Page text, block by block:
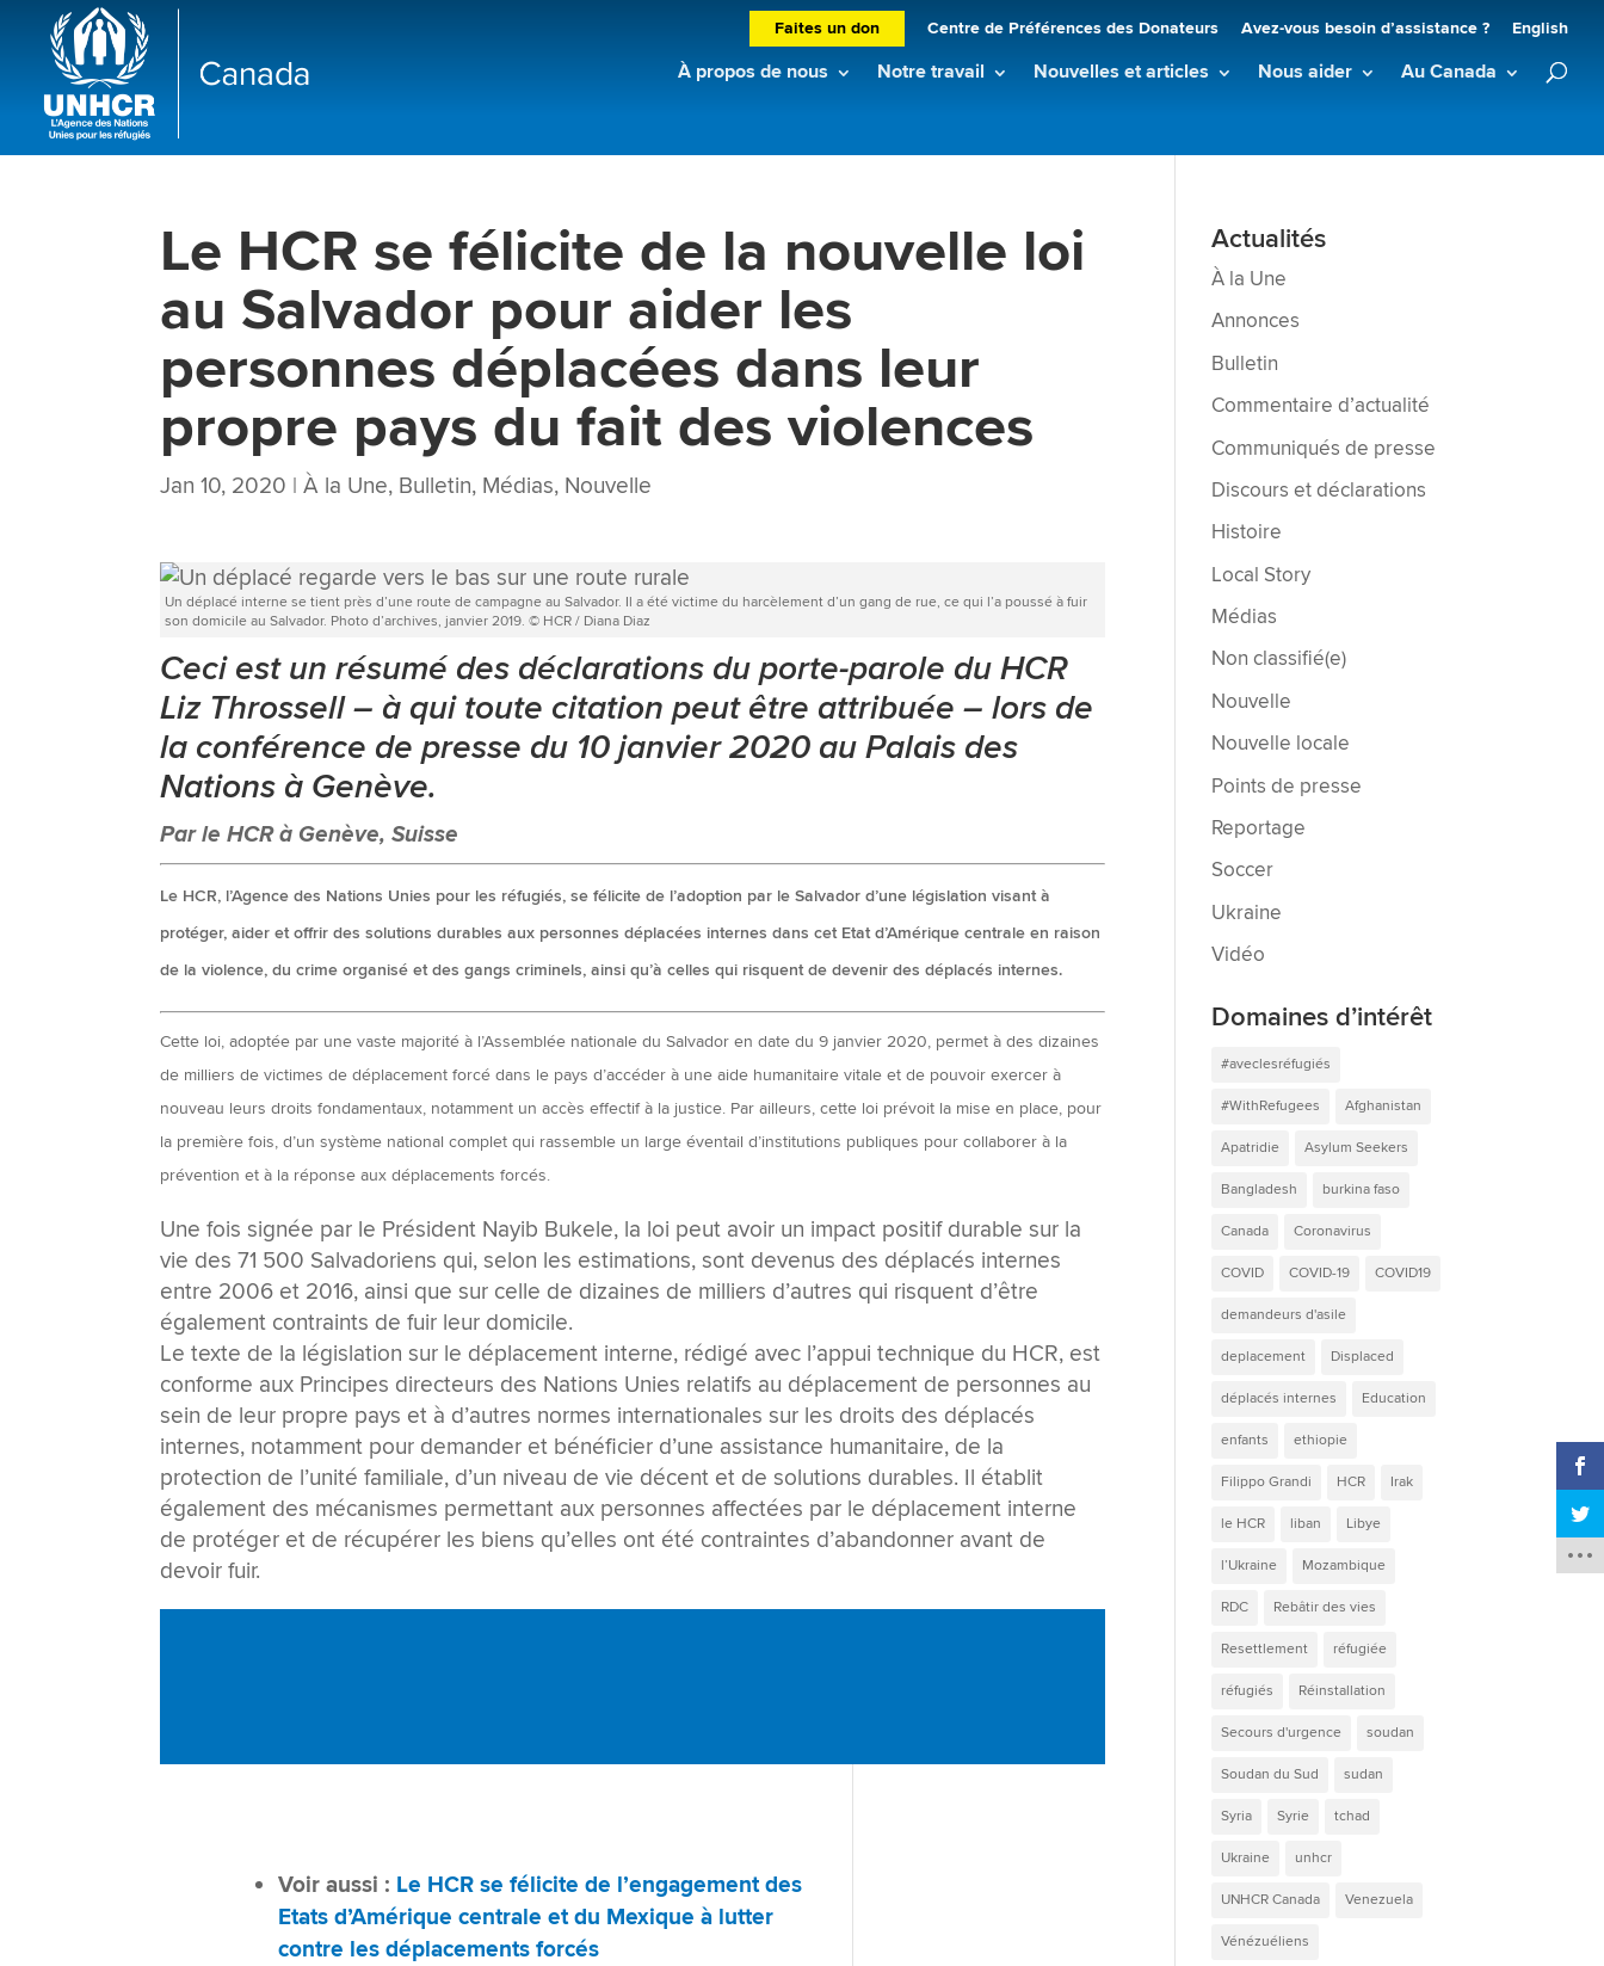
Faites un don Centre de Préférences des Donateurs Avez-vous besoin d’assistance ? English
À propos de nous Notre travail Nouvelles et articles Nous aider Au Canada
Le HCR se félicite de la nouvelle loi
au Salvador pour aider les
personnes déplacées dans leur
propre pays du fait des violences
Jan 10, 2020 |À la Une, Bulletin, Médias, Nouvelle
Un déplacé interne se tient près d’une route de campagne au Salvador. Il a été victime du harcèlement d’un gang de rue, ce qui l’a poussé à fuir
son domicile au Salvador. Photo d’archives, janvier 2019. © HCR / Diana Diaz
Ceci est un résumé des déclarations du porte-parole du HCR
Liz Throssell – à qui toute citation peut être attribuée – lors de
la conférence de presse du 10 janvier 2020 au Palais des
Nations à Genève.
Par le HCR à Genève, Suisse
Le HCR, l’Agence des Nations Unies pour les réfugiés, se félicite de l’adoption par le Salvador d’une législation visant à
protéger, aider et offrir des solutions durables aux personnes déplacées internes dans cet Etat d’Amérique centrale en raison
de la violence, du crime organisé et des gangs criminels, ainsi qu’à celles qui risquent de devenir des déplacés internes.
Cette loi, adoptée par une vaste majorité à l’Assemblée nationale du Salvador en date du 9 janvier 2020, permet à des dizaines
de milliers de victimes de déplacement forcé dans le pays d’accéder à une aide humanitaire vitale et de pouvoir exercer à
nouveau leurs droits fondamentaux, notamment un accès effectif à la justice. Par ailleurs, cette loi prévoit la mise en place, pour
la première fois, d’un système national complet qui rassemble un large éventail d’institutions publiques pour collaborer à la
prévention et à la réponse aux déplacements forcés.
Une fois signée par le Président Nayib Bukele, la loi peut avoir un impact positif durable sur la
vie des 71 500 Salvadoriens qui, selon les estimations, sont devenus des déplacés internes
entre 2006 et 2016, ainsi que sur celle de dizaines de milliers d’autres qui risquent d’être
également contraints de fuir leur domicile.
Le texte de la législation sur le déplacement interne, rédigé avec l’appui technique du HCR, est
conforme aux Principes directeurs des Nations Unies relatifs au déplacement de personnes au
sein de leur propre pays et à d’autres normes internationales sur les droits des déplacés
internes, notamment pour demander et bénéficier d’une assistance humanitaire, de la
protection de l’unité familiale, d’un niveau de vie décent et de solutions durables. Il établit
également des mécanismes permettant aux personnes affectées par le déplacement interne
de protéger et de récupérer les biens qu’elles ont été contraintes d’abandonner avant de
devoir fuir.
Voir aussi : Le HCR se félicite de l’engagement des
Etats d’Amérique centrale et du Mexique à lutter
contre les déplacements forcés
Actualités
À la Une
Annonces
Bulletin
Commentaire d’actualité
Communiqués de presse
Discours et déclarations
Histoire
Local Story
Médias
Non classifié(e)
Nouvelle
Nouvelle locale
Points de presse
Reportage
Soccer
Ukraine
Vidéo
Domaines d’intérêt
#aveclesréfugiés
#WithRefugees Afghanistan
Apatridie Asylum Seekers
Bangladesh burkina faso
Canada Coronavirus
COVID COVID-19 COVID19
demandeurs d'asile
deplacement Displaced
déplacés internes Education
enfants ethiopie
Filippo Grandi HCR Irak
le HCR liban Libye
l’Ukraine Mozambique
RDC Rebâtir des vies
Resettlement réfugiée
réfugiés Réinstallation
Secours d'urgence soudan
Soudan du Sud sudan
Syria Syrie tchad
Ukraine unhcr
UNHCR Canada Venezuela
Vénézuéliens